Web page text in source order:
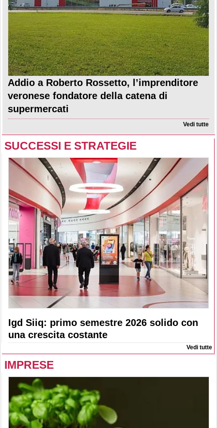
Addio a Roberto Rossetto, l’imprenditore
veronese fondatore della catena di
supermercati
Vedi tutte
SUCCESSI E STRATEGIE
Igd Siiq: primo semestre 2026 solido con
una crescita costante
Vedi tutte
IMPRESE